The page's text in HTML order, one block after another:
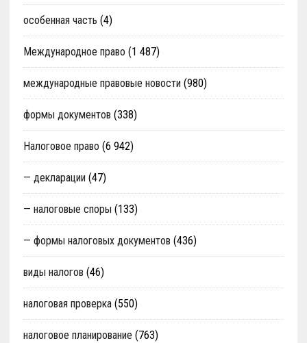
особенная часть (4)
Международное право (1 487)
международные правовые новости (980)
формы документов (338)
Налоговое право (6 942)
— декларации (47)
— налоговые споры (133)
— формы налоговых документов (436)
виды налогов (46)
налоговая проверка(550)
налоговое планирование (763)